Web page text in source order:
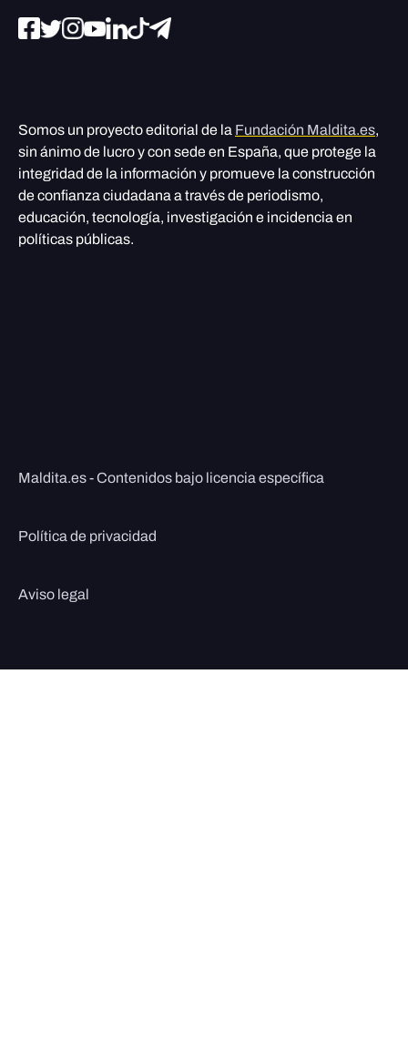
Somos un proyecto editorial de la Fundación Maldita.es,
sin ánimo de lucro y con sede en España, que protege la
integridad de la información y promueve la construcción
de confianza ciudadana a través de periodismo,
educación, tecnología, investigación e incidencia en
políticas públicas.
Maldita.es - Contenidos bajo licencia específica
Política de privacidad
Aviso legal